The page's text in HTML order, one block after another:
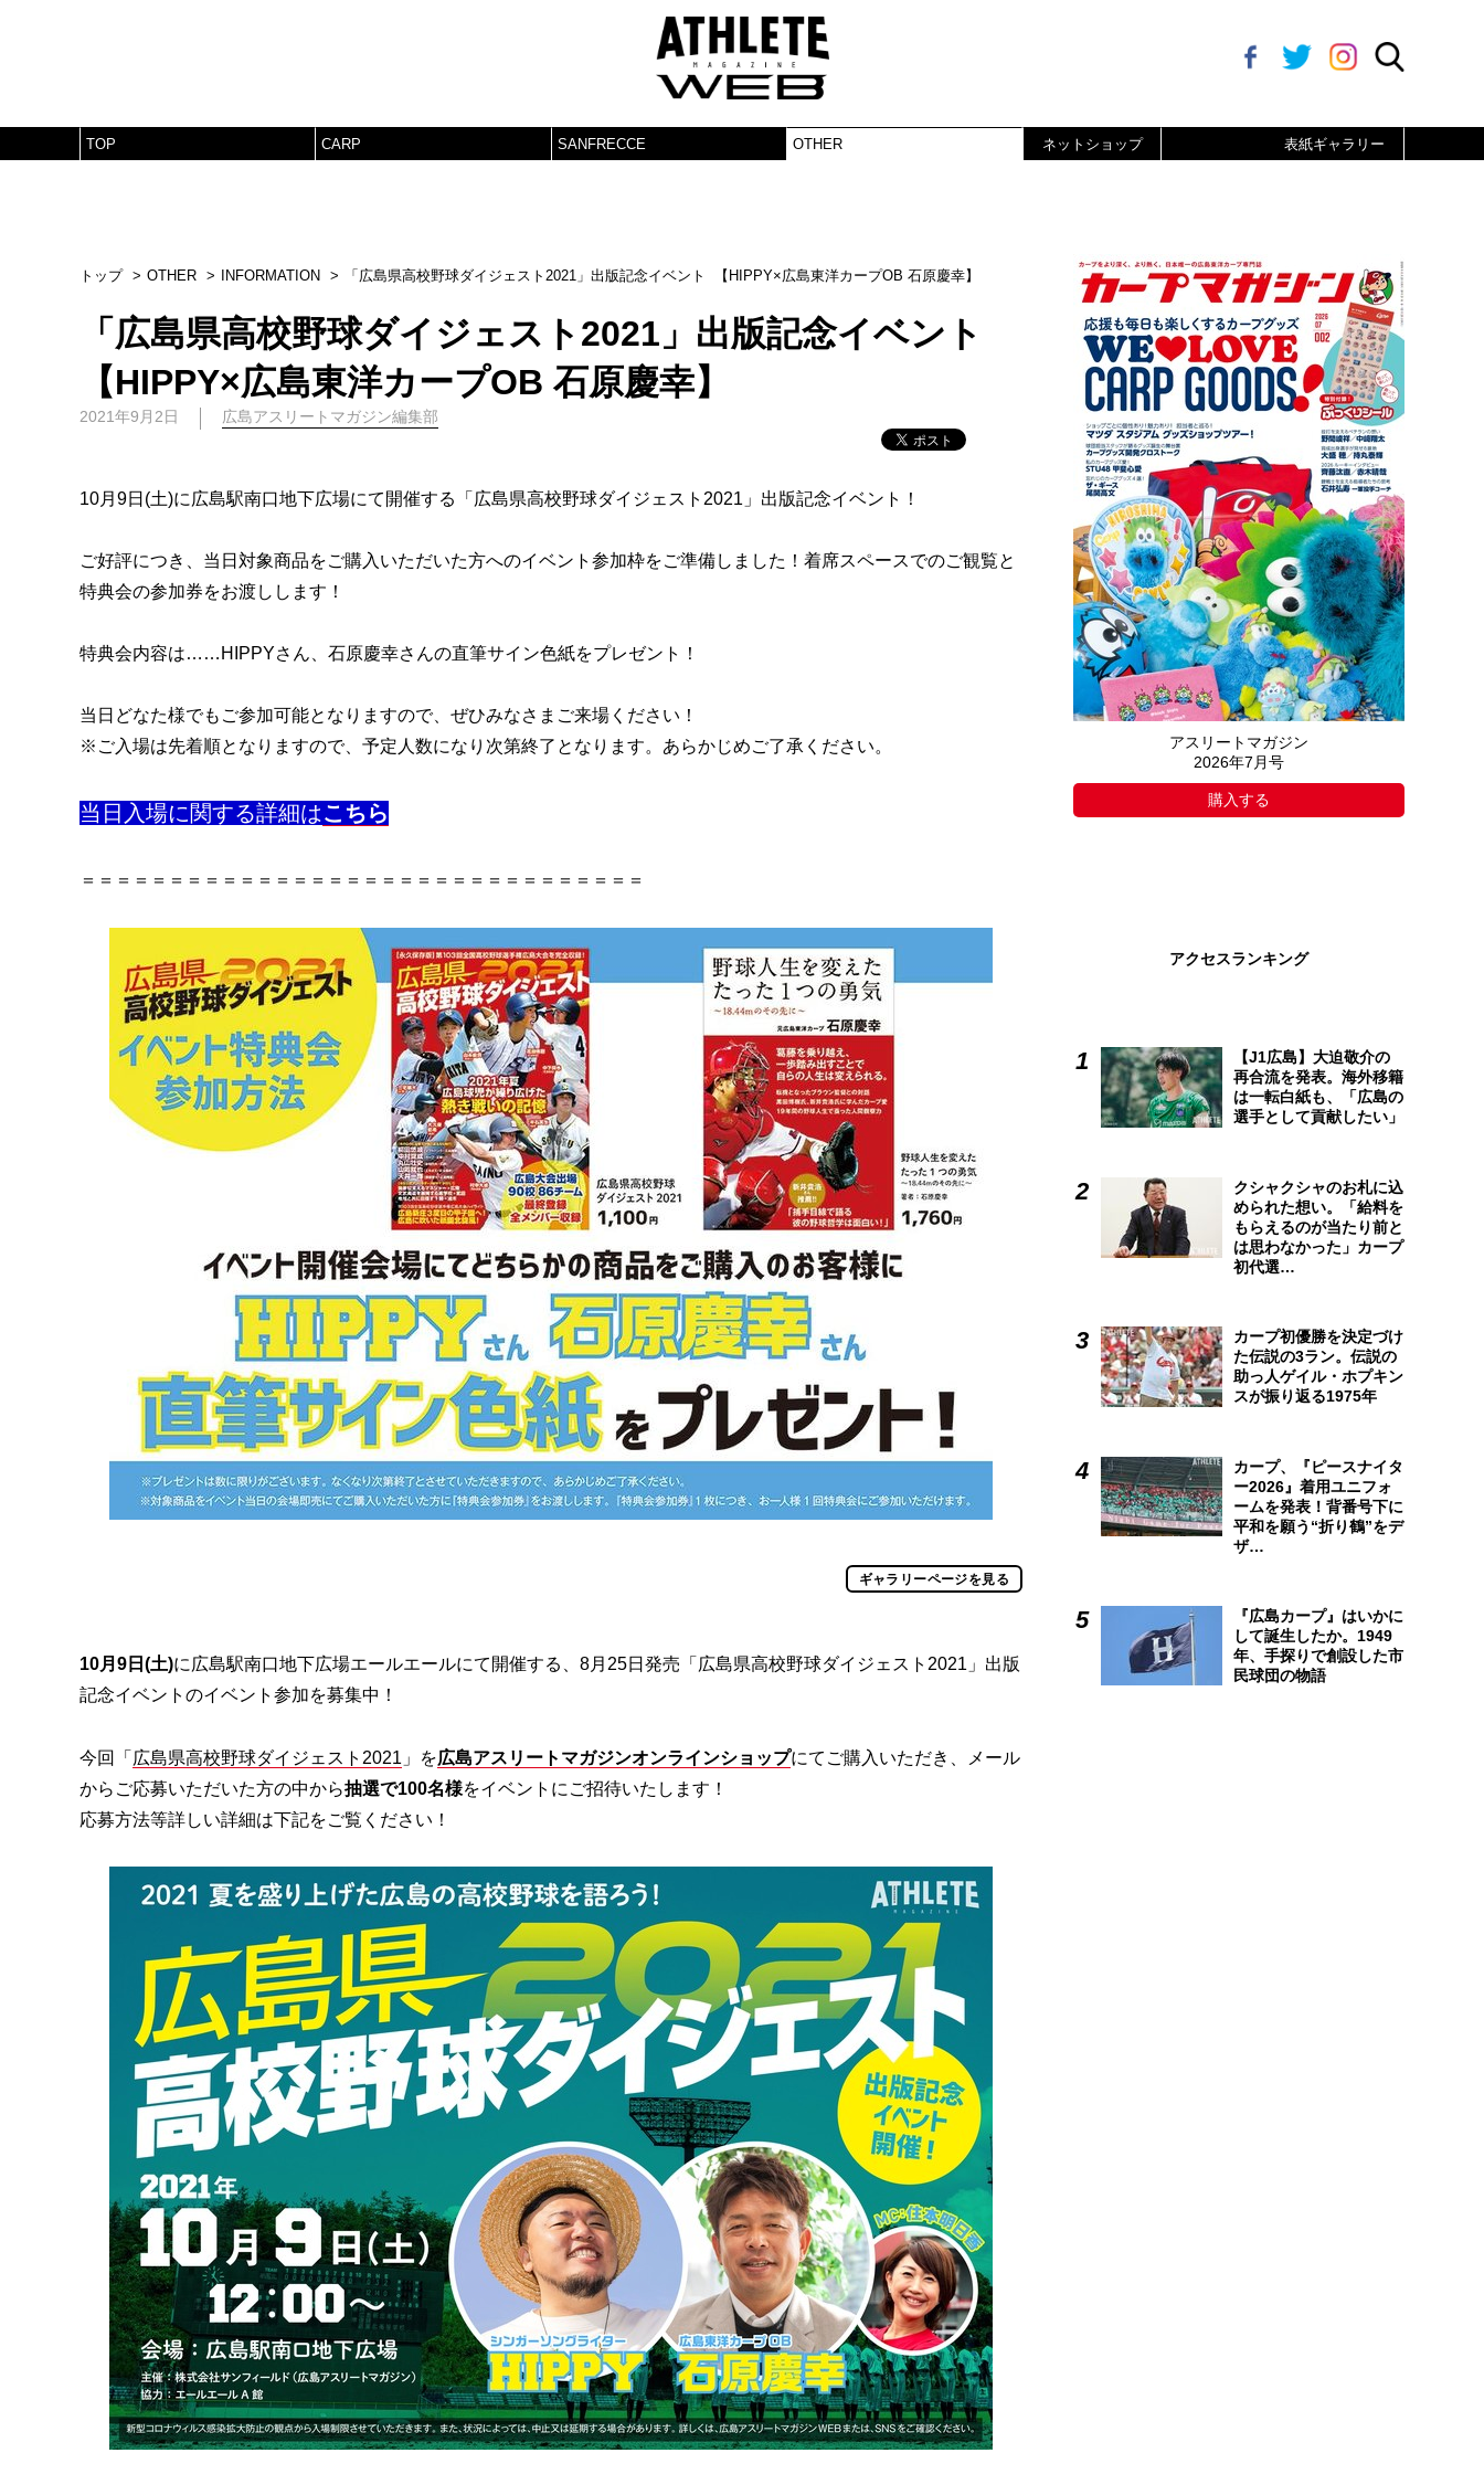
TOP CARP SANFRECCE OTHER ネットショップ 表紙ギャラリー
トップ OTHER INFORMATION 「広島県高校野球ダイジェスト2021」出版記念イベント 【HIPPY×広島東洋カープOB 石原慶幸】
「広島県高校野球ダイジェスト2021」出版記念イベント
【HIPPY×広島東洋カープOB 石原慶幸】
2021年9月2日 広島アスリートマガジン編集部
10月9日(土)に広島駅南口地下広場にて開催する「広島県高校野球ダイジェスト2021」出版記念イベント！
ご好評につき、当日対象商品をご購入いただいた方へのイベント参加枠をご準備しました！着席スペースでのご観覧と
特典会の参加券をお渡しします！
特典会内容は……HIPPYさん、石原慶幸さんの直筆サイン色紙をプレゼント！
当日どなた様でもご参加可能となりますので、ぜひみなさまご来場ください！
※ご入場は先着順となりますので、予定人数になり次第終了となります。あらかじめご了承ください。
当日入場に関する詳細はこちら
＝＝＝＝＝＝＝＝＝＝＝＝＝＝＝＝＝＝＝＝＝＝＝＝＝＝＝＝＝＝＝＝
ギャラリーページを見る
10月9日(土)に広島駅南口地下広場エールエールにて開催する、8月25日発売「広島県高校野球ダイジェスト2021」出版
記念イベントのイベント参加を募集中！
今回「 広島県高校野球ダイジェスト2021 」を広島アスリートマガジンオンラインショップにてご購入いただき、メール
からご応募いただいた方の中から抽選で100名様をイベントにご招待いたします！
応募方法等詳しい詳細は下記をご覧ください！
アスリートマガジン
2026年7月号
購入する
アクセスランキング
【J1広島】大迫敬介の
再合流を発表。海外移籍
は一転白紙も、「広島の
選手として貢献したい」
クシャクシャのお札に込
められた想い。「給料を
もらえるのが当たり前と
は思わなかった」カープ
初代選…
カープ初優勝を決定づけ
た伝説の3ラン。伝説の
助っ人ゲイル・ホプキン
スが振り返る1975年
カープ、『ピースナイタ
ー2026』着用ユニフォ
ームを発表！背番号下に
平和を願う“折り鶴”をデ
ザ…
『広島カープ』はいかに
して誕生したか。1949
年、手探りで創設した市
民球団の物語